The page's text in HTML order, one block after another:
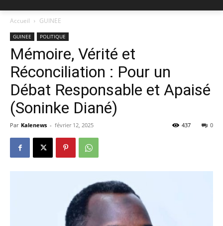
Accueil GUINEE
GUINEE POLITIQUE
Mémoire, Vérité et
Réconciliation : Pour un
Débat Responsable et Apaisé
(Soninke Diané)
Par Kalenews - février 12, 2025 0
437